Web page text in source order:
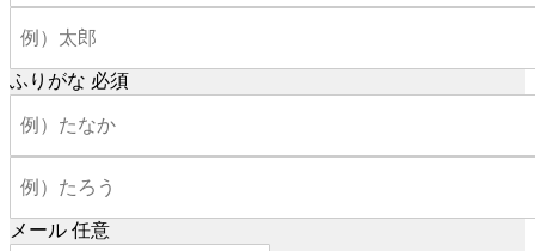
ふりがな 必須
メール 任意